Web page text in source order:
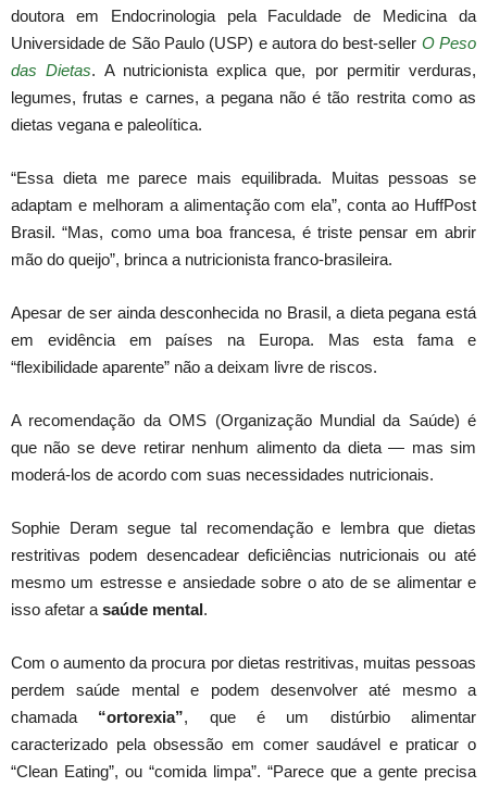
doutora em Endocrinologia pela Faculdade de Medicina da
Universidade de São Paulo (USP) e autora do best-seller O Peso
das Dietas. A nutricionista explica que, por permitir verduras,
legumes, frutas e carnes, a pegana não é tão restrita como as
dietas vegana e paleolítica.
“Essa dieta me parece mais equilibrada. Muitas pessoas se
adaptam e melhoram a alimentação com ela”, conta ao HuffPost
Brasil. “Mas, como uma boa francesa, é triste pensar em abrir
mão do queijo”, brinca a nutricionista franco-brasileira.
Apesar de ser ainda desconhecida no Brasil, a dieta pegana está
em evidência em países na Europa. Mas esta fama e
“flexibilidade aparente” não a deixam livre de riscos.
A recomendação da OMS (Organização Mundial da Saúde) é
que não se deve retirar nenhum alimento da dieta ― mas sim
moderá-los de acordo com suas necessidades nutricionais.
Sophie Deram segue tal recomendação e lembra que dietas
restritivas podem desencadear deficiências nutricionais ou até
mesmo um estresse e ansiedade sobre o ato de se alimentar e
isso afetar a saúde mental.
Com o aumento da procura por dietas restritivas, muitas pessoas
perdem saúde mental e podem desenvolver até mesmo a
chamada “ortorexia”, que é um distúrbio alimentar
caracterizado pela obsessão em comer saudável e praticar o
“Clean Eating”, ou “comida limpa”. “Parece que a gente precisa